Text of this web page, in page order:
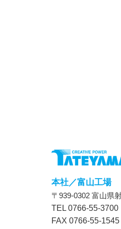
本社／富山工場
〒939-0302 富山県
TEL 0766-55-3700
FAX 0766-55-1545